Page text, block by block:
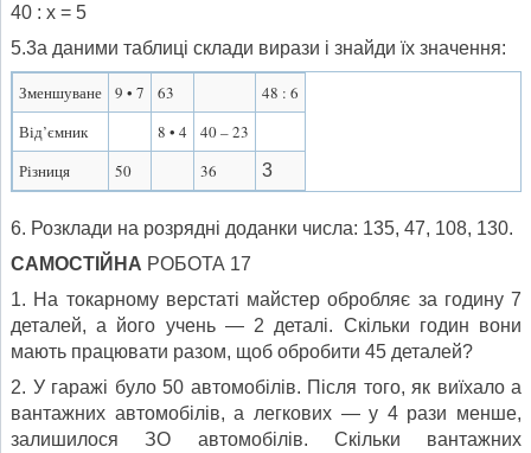
40 : х = 5
5.3а даними таблиці склади вирази і знайди їх значення:
Зменшуване 9 • 7 63
48 : 6
Від’ємник
8 • 4
40 – 23
Різниця
50 36 3
6. Розклади на розрядні доданки числа: 135, 47, 108, 130.
САМОСТІЙНА РОБОТА 17
1. На токарному верстаті майстер обробляє за годину 7
деталей, а його учень — 2 деталі. Скільки годин вони
мають працювати разом, щоб обробити 45 деталей?
2. У гаражі було 50 автомобілів. Після того, як виїхало а
вантажних автомобілів, а легкових — у 4 рази менше,
залишилося ЗО автомобілів. Скільки вантажних